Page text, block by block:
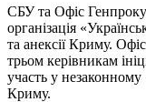
СБУ та Офіс
організація
та анексії Криму.
трьом керівникам
участь у незаконному
Криму.